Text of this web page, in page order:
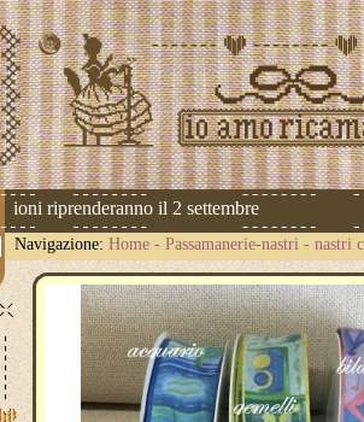
riprenderanno il 2 settembre
Navigazione: Home - Passamanerie-nastri - nastri
cm.